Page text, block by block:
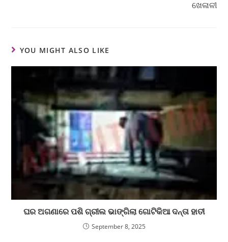
ଖେଳାଳୀ
YOU MIGHT ALSO LIKE
ଘର ଅଗଣାରେ ପଶି ଗ୍ରୀଲ ଭାଙ୍ଗିଲା ଗୋଟିକିଆ ଦନ୍ତା ହାତୀ
September 8, 2025